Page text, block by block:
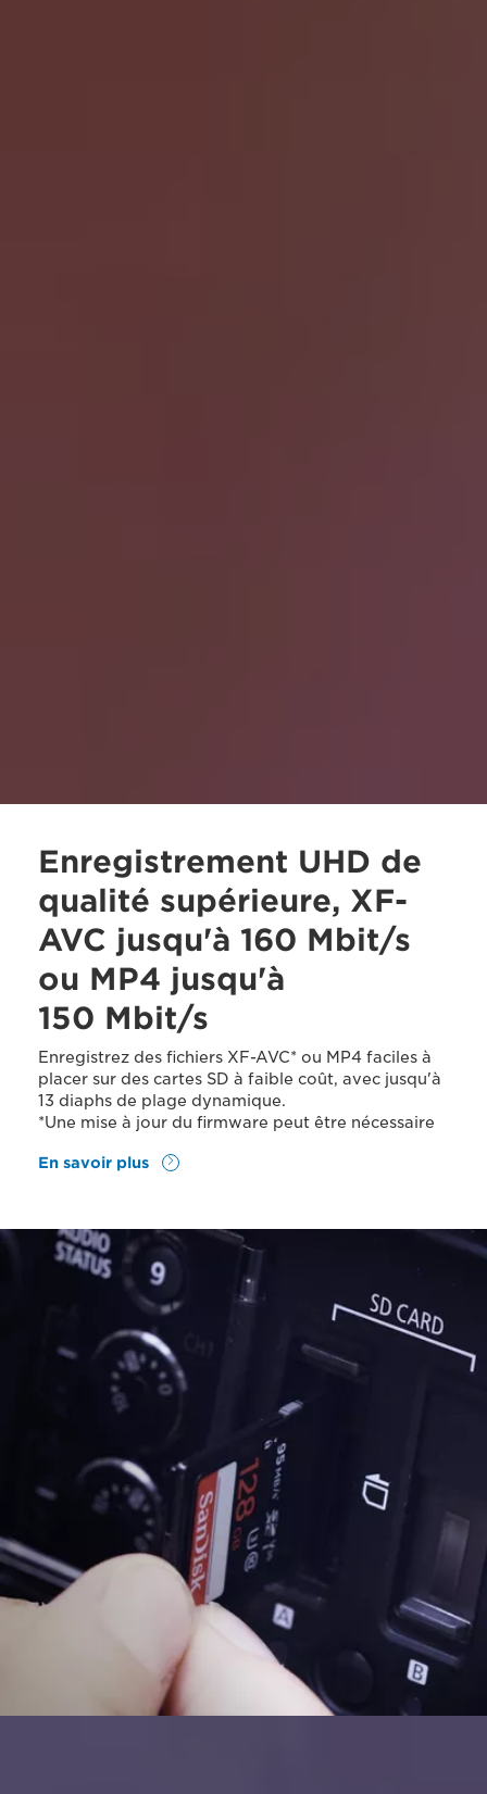
Enregistrement UHD de
qualité supérieure, XF-
AVC jusqu'à 160 Mbit/s
ou MP4 jusqu'à
150 Mbit/s
Enregistrez des fichiers XF-AVC* ou MP4 faciles à
placer sur des cartes SD à faible coût, avec jusqu'à
13 diaphs de plage dynamique.
*Une mise à jour du firmware peut être nécessaire
En savoir plus